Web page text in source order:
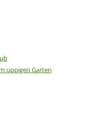
üppigen Garten